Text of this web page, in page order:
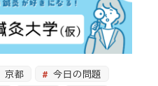
京都
今日の問題